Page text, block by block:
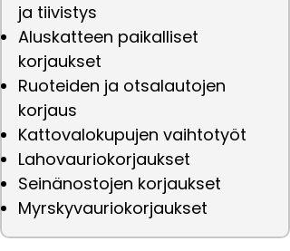
ja tiivistys
Aluskatteen paikalliset
korjaukset
Ruoteiden ja otsalautojen
korjaus
Kattovalokupujen vaihtotyöt
Lahovauriokorjaukset
Seinänostojen korjaukset
Myrskyvauriokorjaukset